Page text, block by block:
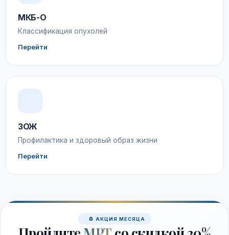
МКБ-О
Классификация опухолей
Перейти
ЗОЖ
Профилактика и здоровый образ жизни
Перейти
🧲 АКЦИЯ МЕСЯЦА